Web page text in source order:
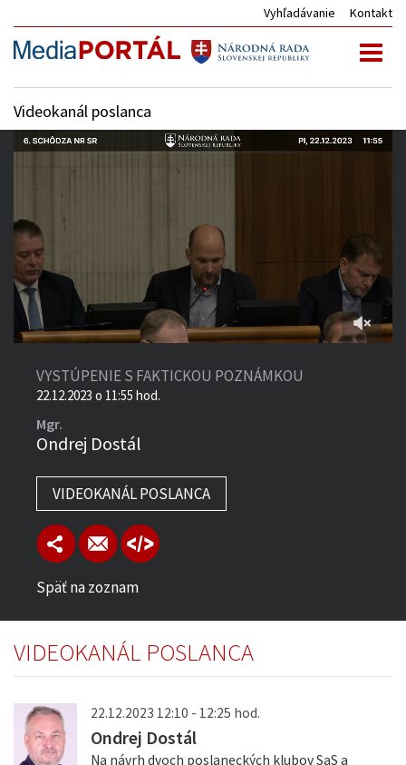
Vyhľadávanie Kontakt
Videokanál poslanca
2:04:12
VYSTÚPENIE S FAKTICKOU POZNÁMKOU
22.12.2023 o 11:55 hod.
Mgr.
Ondrej Dostál
VIDEOKANÁL POSLANCA
Späť na zoznam
VIDEOKANÁL POSLANCA
22.12.2023 12:10 - 12:25 hod.
Ondrej Dostál
Na návrh dvoch poslaneckých klubov SaS a